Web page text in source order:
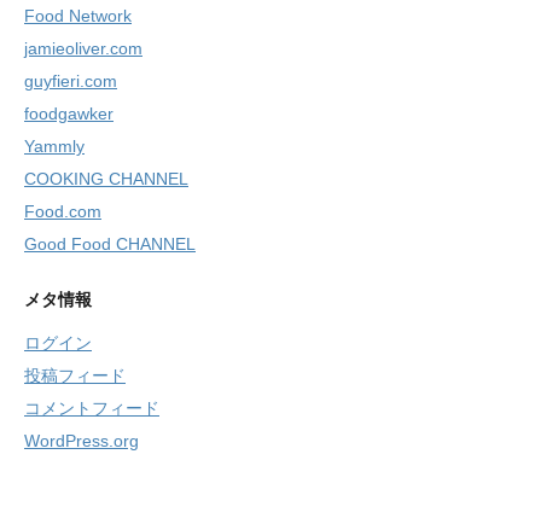
Food Network
jamieoliver.com
guyfieri.com
foodgawker
Yammly
COOKING CHANNEL
Food.com
Good Food CHANNEL
メタ情報
ログイン
投稿フィード
コメントフィード
WordPress.org